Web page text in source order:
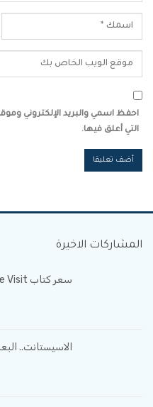
احفظ اسمي والبريد الإلكتروني
التي أعلق فيها.
المشاركات الاخيرة
سعر كتاب Double Visit
الاسيستانت..